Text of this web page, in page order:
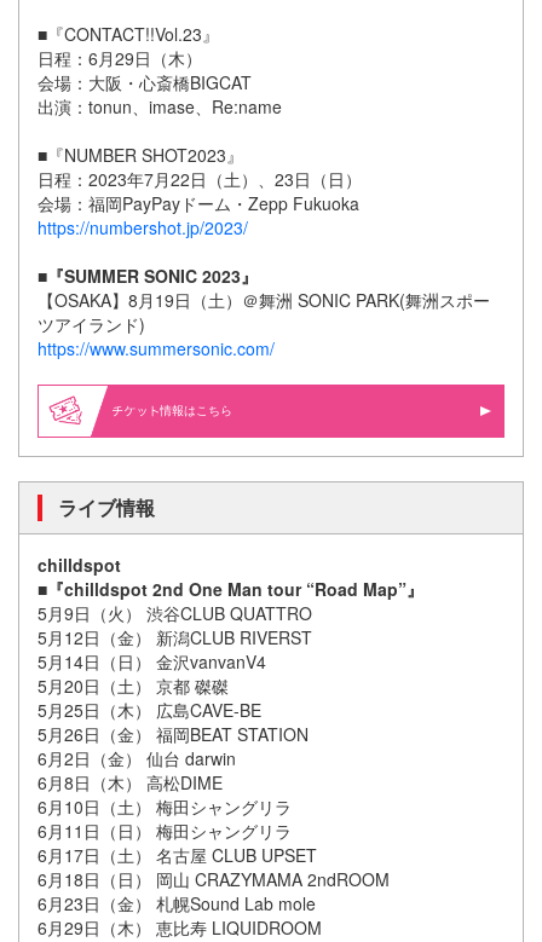
■『CONTACT!!Vol.23』
日程：6月29日（木）
会場：大阪・心斎橋BIGCAT
出演：tonun、imase、Re:name
■『NUMBER SHOT2023』
日程：2023年7月22日（土）、23日（日）
会場：福岡PayPayドーム・Zepp Fukuoka
https://numbershot.jp/2023/
■『SUMMER SONIC 2023』
【OSAKA】8月19日（土）＠舞洲 SONIC PARK(舞洲スポー
ツアイランド)
https://www.summersonic.com/
情報はこちら
ライブ情報
chilldspot
■『chilldspot 2nd One Man tour “Road Map”』
5月9日（火） 渋谷CLUB QUATTRO
5月12日（金） 新潟CLUB RIVERST
5月14日（日） 金沢vanvanV4
5月20日（土） 京都 磔磔
5月25日（木） 広島CAVE-BE
5月26日（金） 福岡BEAT STATION
6月2日（金） 仙台 darwin
6月8日（木） 高松DIME
6月10日（土） 梅田シャングリラ
6月11日（日） 梅田シャングリラ
6月17日（土） 名古屋 CLUB UPSET
6月18日（日） 岡山 CRAZYMAMA 2ndROOM
6月23日（金） 札幌Sound Lab mole
6月29日（木） 恵比寿 LIQUIDROOM